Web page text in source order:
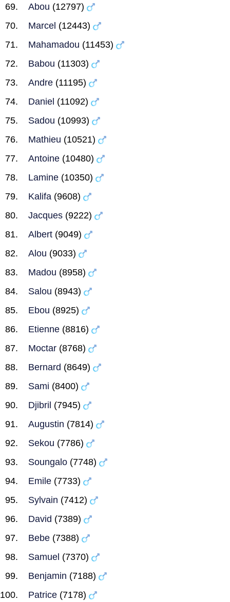
Abou (12797)
Marcel (12443)
Mahamadou (11453)
Babou (11303)
Andre (11195)
Daniel (11092)
Sadou (10993)
Mathieu (10521)
Antoine (10480)
Lamine (10350)
Kalifa (9608)
Jacques (9222)
Albert (9049)
Alou (9033)
Madou (8958)
Salou (8943)
Ebou (8925)
Etienne (8816)
Moctar (8768)
Bernard (8649)
Sami (8400)
Djibril (7945)
Augustin (7814)
Sekou (7786)
Soungalo (7748)
Emile (7733)
Sylvain (7412)
David (7389)
Bebe (7388)
Samuel (7370)
Benjamin (7188)
Patrice (7178)